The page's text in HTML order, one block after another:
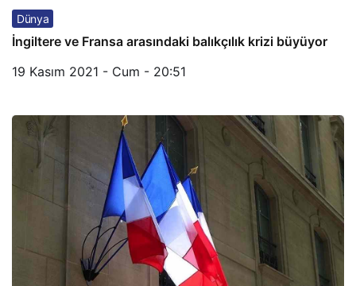
Dünya
İngiltere ve Fransa arasındaki balıkçılık krizi büyüyor
19 Kasım 2021 - Cum - 20:51